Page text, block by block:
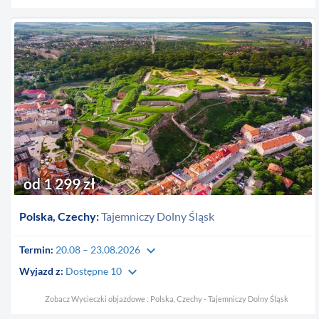
Polska, Czechy:Tajemniczy Dolny Śląsk
od 1 299 zł
Termin: 20.08 – 23.08.2026 keyboard_arrow_down
Wyjazd z: Dostępne 10 keyboard_arrow_down
Zobacz Wycieczki objazdowe : Polska, Czechy - Tajemniczy Dolny Śląsk